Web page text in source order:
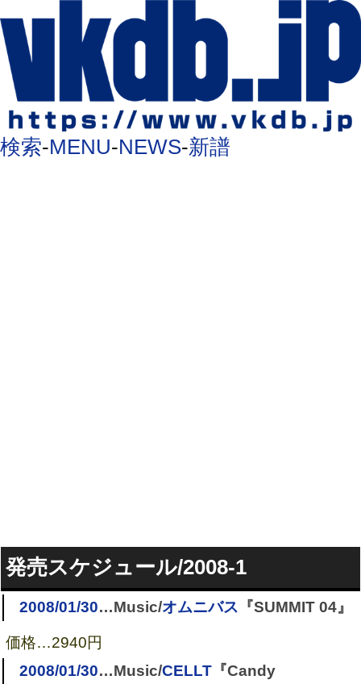
検索-MENU-NEWS-新譜
発売スケジュール/2008-1
2008/01/30…Music/オムニバス 『SUMMIT 04』
価格…2940円
2008/01/30…Music/CELLT『Candy